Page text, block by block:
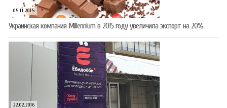
05.11.2015
Украинская компания Millennium в 2015 году увеличила экспорт на 20%
22.02.2016